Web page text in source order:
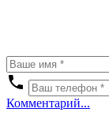
Комментарий...